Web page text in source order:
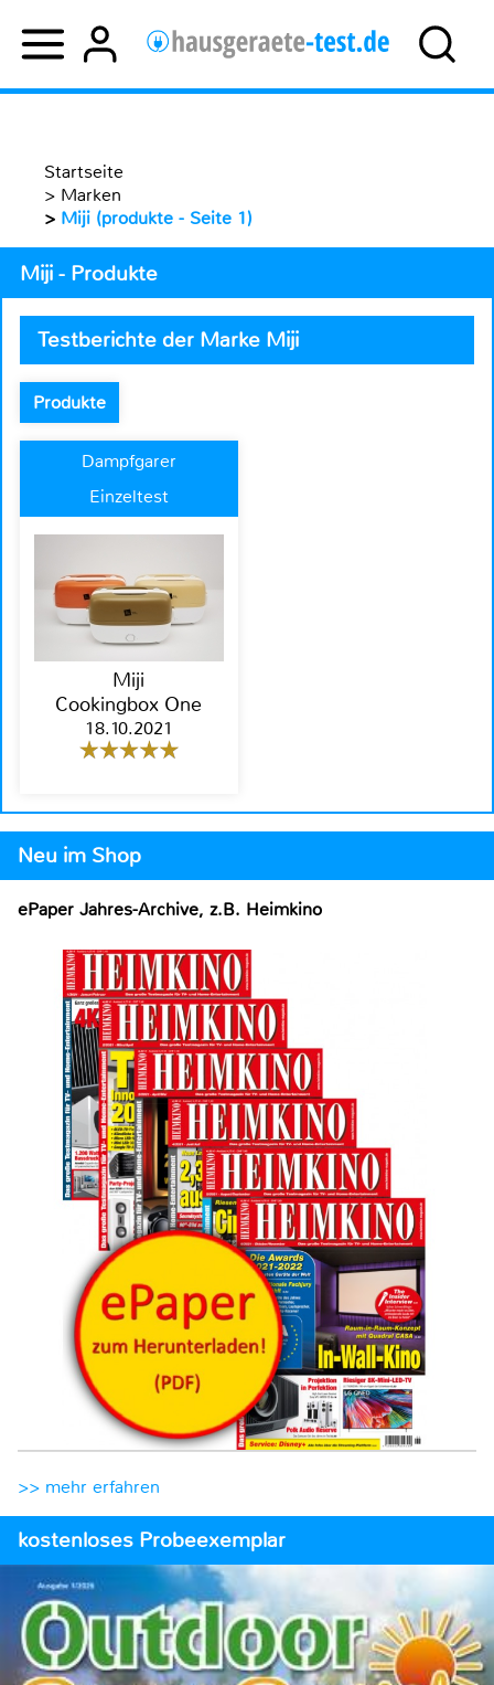
Startseite
> Marken
> Miji (produkte - Seite 1)
Miji - Produkte
Testberichte der Marke Miji
Produkte
Dampfgarer
Einzeltest
Miji
Cookingbox One
18.10.2021
Neu im Shop
ePaper Jahres-Archive, z.B. Heimkino
>> mehr erfahren
kostenloses Probeexemplar